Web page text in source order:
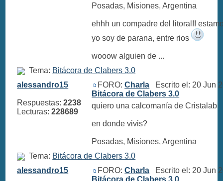
Posadas, Misiones, Argentina
ehhh un compadre del litoral!!
yo soy de parana, entre rios
wooow alguien de ...
Tema: Bitácora de Clabers 3.0
alessandro15
Respuestas:2238
Lecturas:228689
FORO:Charla Escrito el: 20 Jun
Bitácora de Clabers 3.0
quiero una calcomanía de Cristalab
en donde vivis?
Posadas, Misiones, Argentina
Tema: Bitácora de Clabers 3.0
alessandro15
FORO:Charla Escrito el: 20 Jun